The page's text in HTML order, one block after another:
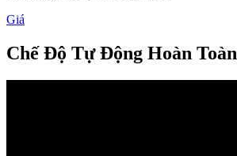
Giá
Chế Độ Tự Động Hoàn Toàn